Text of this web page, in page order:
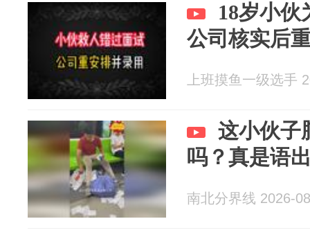
18岁小伙
公司核实后
上班摸鱼一级选手
这小伙子
吗？真是语
南北分界线 2026-